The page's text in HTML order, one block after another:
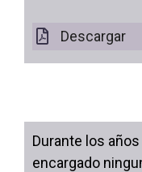
Descargar
Durante los
encargado